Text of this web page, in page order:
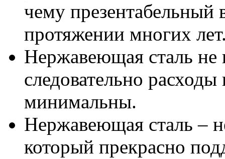
чему презентабельный
протяжении многих
Нержавеющая сталь не
следовательно
минимальны.
Нержавеющая сталь –
который прекрасно